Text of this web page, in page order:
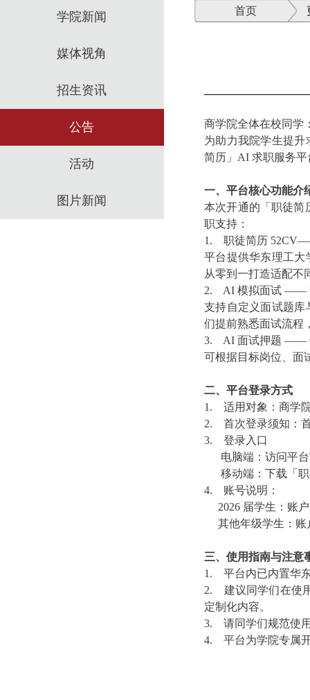
学院新闻
媒体视角
招生资讯
公告
活动
图片新闻
首页
商学院全体在校同学
为助力我院学生提
简历」 AI 求职服务
一、平台核心功能介
本次开通的「职徒简
职支持：
1. 职徒简历
平台提供华东理工大
从零到一打造适配不
2. AI 模拟面试 ——
支持自定义面试题库
们提前熟悉面试流程
3. AI 面试押题 ——
可根据目标岗位、面
二、平台登录方式
1. 适用对象：商学
2. 首次登录须知：
3. 登录入口
电脑端：访问平
移动端：下载「职
4. 账号说明：
2026 届学生：账
其他年级学生：账
三、使用指南与注意
1. 平台内已内置华
2. 建议同学们在使
定制化内容。
3. 请同学们规范使
4. 平台为学院专属